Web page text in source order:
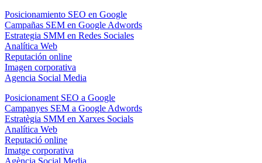
Posicionamiento SEO en Google
Campañas SEM en Google Adwords
Estrategia SMM en Redes Sociales
Analítica Web
Reputación online
Imagen corporativa
Agencia Social Media
Posicionament SEO a Google
Campanyes SEM a Google Adwords
Estratègia SMM en Xarxes Socials
Analítica Web
Reputació online
Imatge corporativa
Agència Social Media